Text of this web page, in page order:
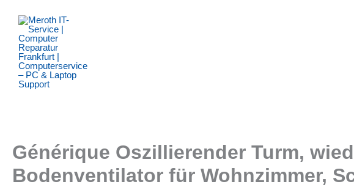
Inhalt
springen
Générique Oszillierender Turm,
Bodenventilator für Wohnzimmer,